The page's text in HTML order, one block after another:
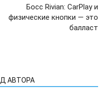
Босс Rivian: CarPlay и
физические кнопки — это
балласт
АВТОРА